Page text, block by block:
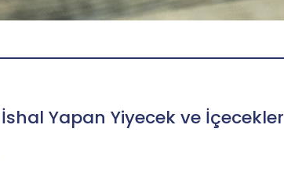
İshal Yapan Yiyecek ve İçecekler